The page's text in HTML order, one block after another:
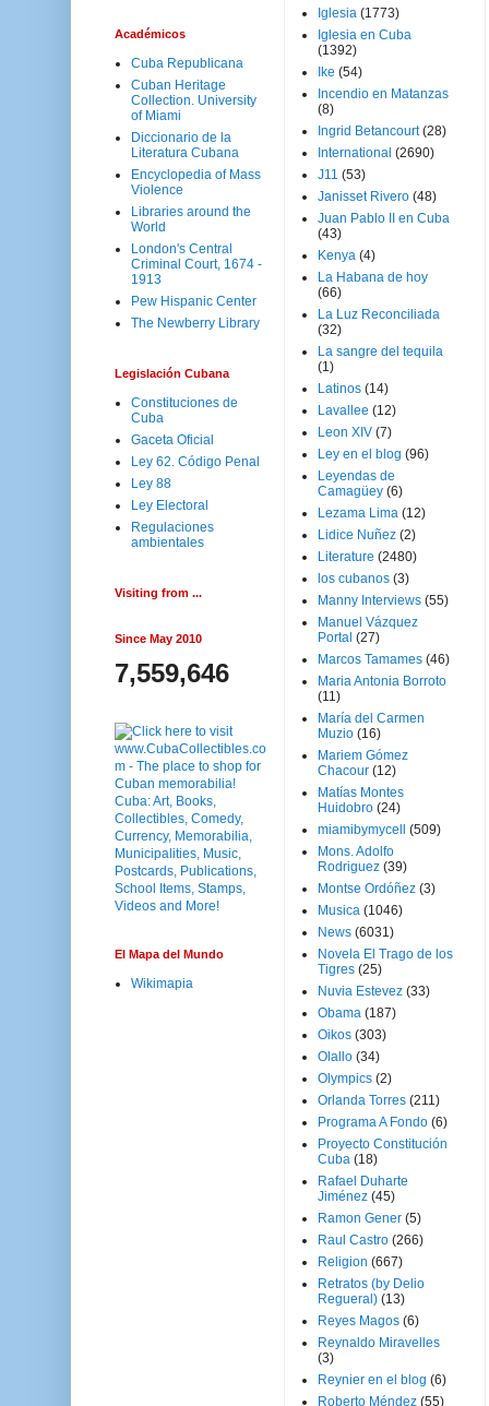
Académicos
Cuba Republicana
Cuban Heritage
Collection. University
of Miami
Diccionario de la
Literatura Cubana
Encyclopedia of Mass
Violence
Libraries around the
World
London's Central
Criminal Court, 1674 -
1913
Pew Hispanic Center
The Newberry Library
Legislación Cubana
Constituciones de
Cuba
Gaceta Oficial
Ley 62. Código Penal
Ley 88
Ley Electoral
Regulaciones
ambientales
Visiting from ...
Since May 2010
7,559,646
El Mapa del Mundo
Wikimapia
Iglesia (1773)
Iglesia en Cuba
(1392)
Ike (54)
Incendio en Matanzas
(8)
Ingrid Betancourt (28)
International (2690)
J11 (53)
Janisset Rivero (48)
Juan Pablo II en Cuba
(43)
Kenya (4)
La Habana de hoy
(66)
La Luz Reconciliada
(32)
La sangre del tequila
(1)
Latinos (14)
Lavallee (12)
Leon XIV (7)
Ley en el blog (96)
Leyendas de
Camagüey (6)
Lezama Lima (12)
Lidice Nuñez (2)
Literature (2480)
los cubanos (3)
Manny Interviews (55)
Manuel Vázquez
Portal (27)
Marcos Tamames (46)
Maria Antonia Borroto
(11)
María del Carmen
Muzio (16)
Mariem Gómez
Chacour (12)
Matías Montes
Huidobro (24)
miamibymycell
(509)
Mons. Adolfo
Rodriguez (39)
Montse Ordóñez (3)
Musica (1046)
News (6031)
Novela El Trago de los
Tigres (25)
Nuvia Estevez (33)
Obama (187)
Oikos (303)
Olallo (34)
Olympics (2)
Orlanda Torres (211)
Programa A Fondo (6)
Proyecto Constitución
Cuba (18)
Rafael Duharte
Jiménez (45)
Ramon Gener (5)
Raul Castro (266)
Religion (667)
Retratos (by Delio
Regueral) (13)
Reyes Magos (6)
Reynaldo Miravelles
(3)
Reynier en el blog (6)
Roberto Méndez (55)